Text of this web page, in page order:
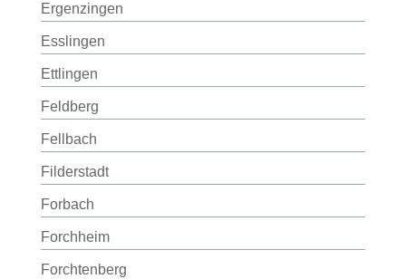
Ergenzingen
Esslingen
Ettlingen
Feldberg
Fellbach
Filderstadt
Forbach
Forchheim
Forchtenberg